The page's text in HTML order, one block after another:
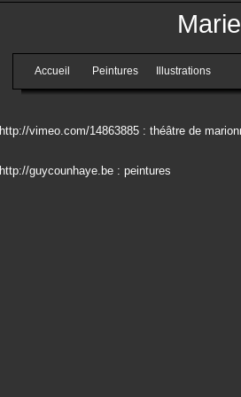
http://vimeo.com/14863885 : théâtre de
http://guycounhaye.be : peintures
Accueil Peintures Illustrations